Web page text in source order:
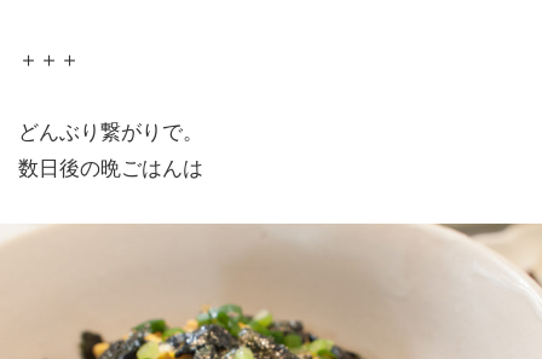
＋＋＋
どんぶり繋がりで。
数日後の晩ごはんは